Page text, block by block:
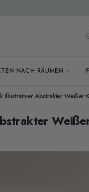
NACH RÄUMEN
Illustrativer Abstrakter Weißer